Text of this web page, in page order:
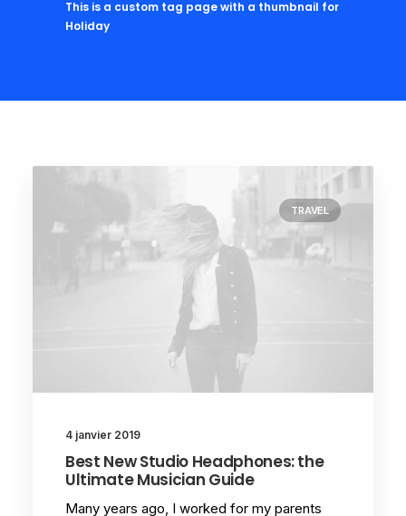
This is a custom tag page with a thumbnail for
Holiday
TRAVEL
4 janvier 2019
Best New Studio Headphones: the
Ultimate Musician Guide
Many years ago, I worked for my parents